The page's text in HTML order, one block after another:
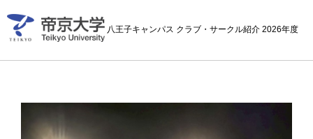
八王子キャンパス クラブ・サークル紹介 2026年度